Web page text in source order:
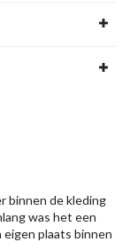
binnen de kleding
was het een
plaats binnen